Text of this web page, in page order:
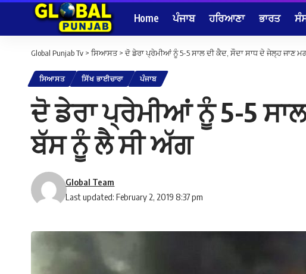
Home ਪੰਜਾਬ ਹਰਿਆਣਾ ਭਾਰਤ
Global Punjab Tv > ਸਿਆਸਤ> ਦੋ ਡੇਰਾ ਪ੍ਰੇਮੀਆਂ ਨੂੰ 5-5 ਸਾਲ ਦੀ ਕੈਦ, ਸੌਦਾ ਸਾਧ ਦੇ ਜੇਲ੍ਹ ਜਾਣ
ਸਿਆਸਤ ਸਿੱਖ ਭਾਈਚਾਰਾ ਪੰਜਾਬ
ਦੋ ਡੇਰਾ ਪ੍ਰੇਮੀਆਂ ਨੂੰ 5-5
ਬੱਸ ਨੂੰ ਲੈ ਸੀ ਅੱਗ
Last updated: February 2, 2019 8:37 pm
Global Team